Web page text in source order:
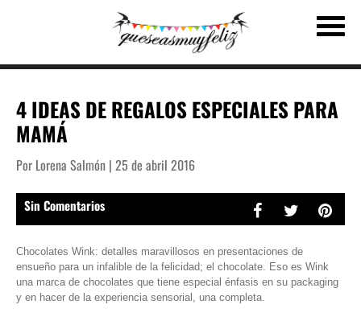
4 IDEAS DE REGALOS ESPECIALES PARA
MAMÁ
Por Lorena Salmón | 25 de abril 2016
Sin Comentarios
Chocolates Wink: detalles maravillosos en presentaciones de
ensueño para un infalible de la felicidad; el chocolate. Eso es Wink
una marca de chocolates que tiene especial énfasis en su packaging
y en hacer de la experiencia sensorial, una completa.